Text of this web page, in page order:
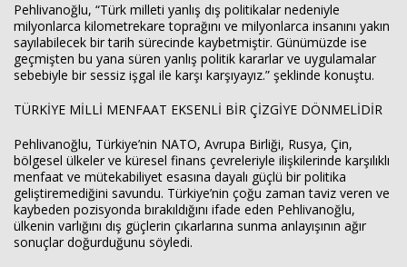
Pehlivanoğlu, “Türk milleti yanlış dış politikalar nedeniyle
milyonlarca kilometrekare toprağını ve milyonlarca insanını yakın
sayılabilecek bir tarih sürecinde kaybetmiştir. Günümüzde ise
geçmişten bu yana süren yanlış politik kararlar ve uygulamalar
sebebiyle bir sessiz işgal ile karşı karşıyayız.” şeklinde konuştu.
TÜRKİYE MİLLİ MENFAAT EKSENLİ BİR ÇİZGİYE DÖNMELİDİR
Pehlivanoğlu, Türkiye’nin NATO, Avrupa Birliği, Rusya, Çin,
bölgesel ülkeler ve küresel finans çevreleriyle ilişkilerinde karşılıklı
menfaat ve mütekabiliyet esasına dayalı güçlü bir politika
geliştiremediğini savundu. Türkiye’nin çoğu zaman taviz veren ve
kaybeden pozisyonda bırakıldığını ifade eden Pehlivanoğlu,
ülkenin varlığını dış güçlerin çıkarlarına sunma anlayışının ağır
sonuçlar doğurduğunu söyledi.